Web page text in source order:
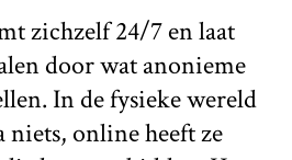
zichzelf 24/7 en laat
door wat anonieme
In de fysieke wereld
niets, online heeft ze